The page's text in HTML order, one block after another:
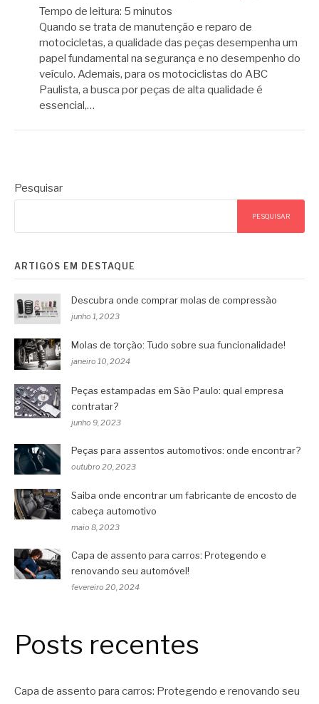
Tempo de leitura: 5 minutos
Quando se trata de manutenção e reparo de
motocicletas, a qualidade das peças desempenha um
papel fundamental na segurança e no desempenho do
veículo. Ademais, para os motociclistas do ABC
Paulista, a busca por peças de alta qualidade é
essencial,…
Pesquisar
PESQUISAR
ARTIGOS EM DESTAQUE
Descubra onde comprar molas de compressão
junho 1, 2023
Molas de torção: Tudo sobre sua funcionalidade!
janeiro 10, 2024
Peças estampadas em São Paulo: qual empresa
contratar?
junho 9, 2023
Peças para assentos automotivos: onde encontrar?
outubro 20, 2023
Saiba onde encontrar um fabricante de encosto de
cabeça automotivo
maio 8, 2023
Capa de assento para carros: Protegendo e
renovando seu automóvel!
fevereiro 20, 2024
Posts recentes
Capa de assento para carros: Protegendo e renovando seu